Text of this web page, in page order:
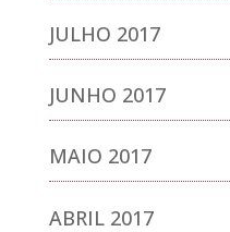
JULHO 2017
JUNHO 2017
MAIO 2017
ABRIL 2017